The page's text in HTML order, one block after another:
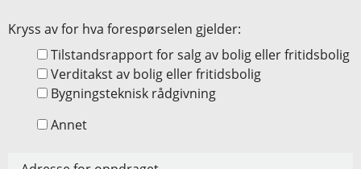
Kryss av for hva forespørselen gjelder:
Tilstandsrapport for salg av bolig eller fritidsbolig
Verditakst av bolig eller fritidsbolig
Bygningsteknisk rådgivning
Annet